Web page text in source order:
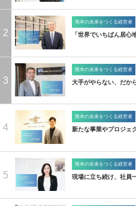
2
熊本の未来をつくる経営者
「世界でいちばん居
3
熊本の未来をつくる経営者
大手がやらない、だか
4
熊本の未来をつくる経営者
新たな事業やプロジェ
5
熊本の未来をつくる経営者
現場に立ち続け、社員